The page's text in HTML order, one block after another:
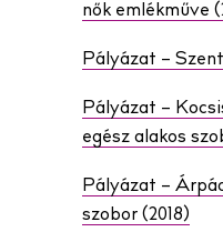
nők emlékműve
Pályázat –
Pályázat –
egész alakos
Pályázat –
szobor (2018)